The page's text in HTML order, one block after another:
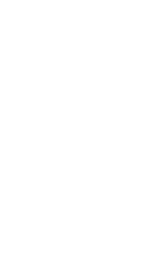
過去大概20%